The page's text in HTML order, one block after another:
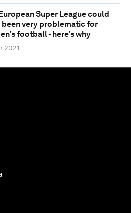
Super League could
been very problematic for
football - here's why
2021